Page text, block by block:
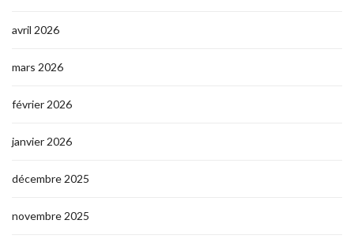
avril 2026
mars 2026
février 2026
janvier 2026
décembre 2025
novembre 2025